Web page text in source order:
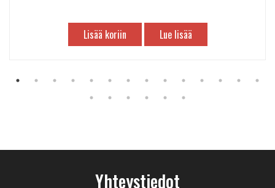
Lisää koriin Lue lisää
Yhteystiedot